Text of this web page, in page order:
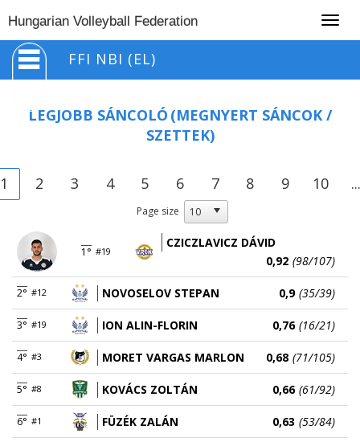
Hungarian Volleyball Federation
FFI NBI (EL)
LEGJOBB SÁNCOLÓ (MEGNYERT SÁNCOK /
SZETTEK)
1 2 3 4 5 6 7 8 9 10 ...
Page size
1° #19
CZICZLAVICZ DÁVID
0,92 (98/107)
2° #12 NOVOSELOV STEPAN 0,9 (35/39)
3° #19 ION ALIN-FLORIN 0,76 (16/21)
4° #3 MORET VARGAS MARLON 0,68 (71/105)
5° #8 KOVÁCS ZOLTÁN 0,66 (61/92)
6° #1 FÜZÉK ZALÁN 0,63 (53/84)